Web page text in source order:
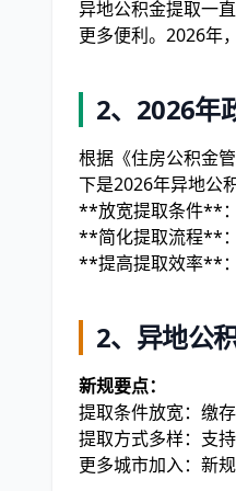
异地公积金提取一
更多便利。2026年
2、2026年
根据《住房公积金
下是2026年异地公
**放宽提取条件**：
**简化提取流程**
**提高提取效率**
2、异地公
新规要点：
提取条件放宽：缴
提取方式多样：支
更多城市加入：新